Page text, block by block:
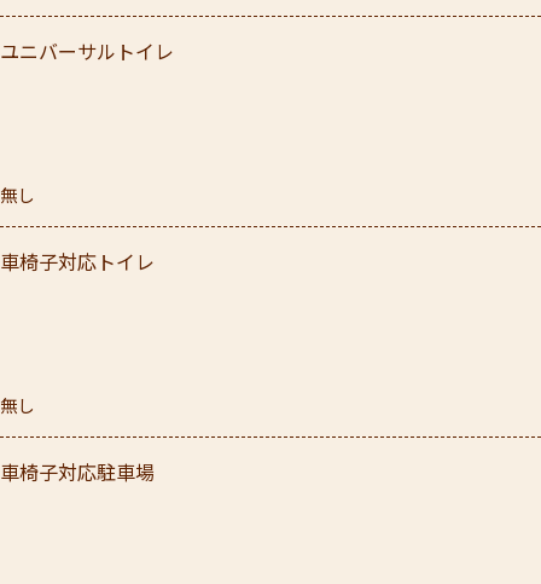
ユニバーサルトイレ
無し
車椅子対応トイレ
無し
車椅子対応駐車場